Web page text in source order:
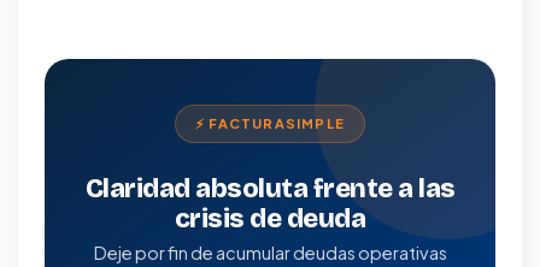
⚡ FACTURASIMPLE
Claridad absoluta frente a las
crisis de deuda
Deje por fin de acumular deudas operativas